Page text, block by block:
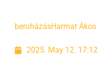
beruházásHarmat Ákos
2025. May 12. 17:12